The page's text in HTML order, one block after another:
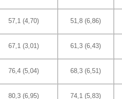
57,1 (4,70) 51,8 (6,86)
67,1 (3,01) 61,3 (6,43)
76,4 (5,04) 68,3 (6,51)
80,3 (6,95) 74,1 (5,83)